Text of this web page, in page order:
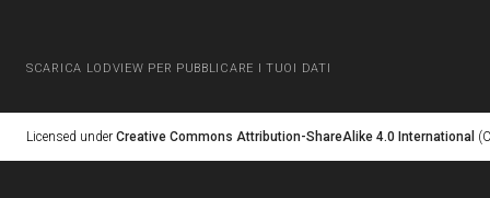
SCARICA LODVIEW PER PUBBLICARE I TUOI DATI
Licensed under Creative Commons Attribution-ShareAlike 4.0 International